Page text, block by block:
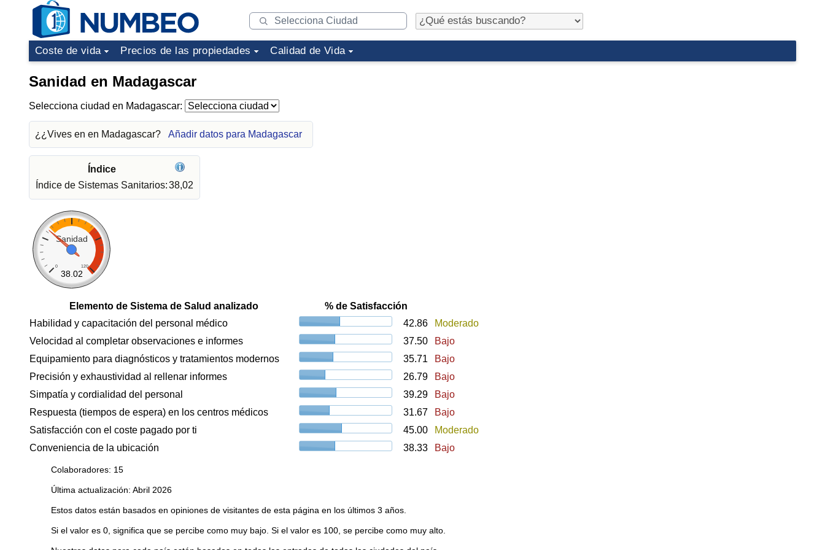
Coste de vida Precios de las propiedades Calidad de Vida
Sanidad en Madagascar
Selecciona ciudad en Madagascar:
¿¿Vives en en Madagascar? Añadir datos para Madagascar
Índice
Índice de Sistemas Sanitarios:38,02
Sanidad
0 120
38.02
Elemento de Sistema de Salud analizado
% de Satisfacción
Habilidad y capacitación del personal médico
42.86
Moderado
Velocidad al completar observaciones e informes
37.50
Bajo
Equipamiento para diagnósticos y tratamientos modernos
35.71
Bajo
Precisión y exhaustividad al rellenar informes
26.79
Bajo
Simpatía y cordialidad del personal
39.29
Bajo
Respuesta (tiempos de espera) en los centros médicos
31.67
Bajo
Satisfacción con el coste pagado por ti
45.00
Moderado
Conveniencia de la ubicación
38.33 Bajo
Colaboradores: 15
Última actualización: Abril 2026
Estos datos están basados en opiniones de visitantes de esta página en los últimos 3 años.
Si el valor es 0, significa que se percibe como muy bajo. Si el valor es 100, se percibe como muy alto.